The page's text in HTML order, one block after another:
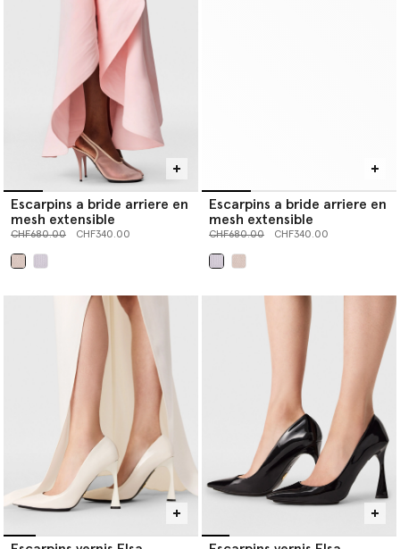
Escarpins a bride arriere en
mesh extensible
Prix réduit à partir de
CHF680.00jusqu’à
CHF340.00
Escarpins a bride arriere en
mesh extensible
Prix réduit à partir de
CHF680.00jusqu’à
CHF340.00